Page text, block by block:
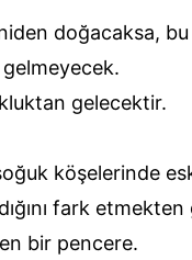
doğacaksa,
gelecektir.
köşelerinde
fark
bir pencere.